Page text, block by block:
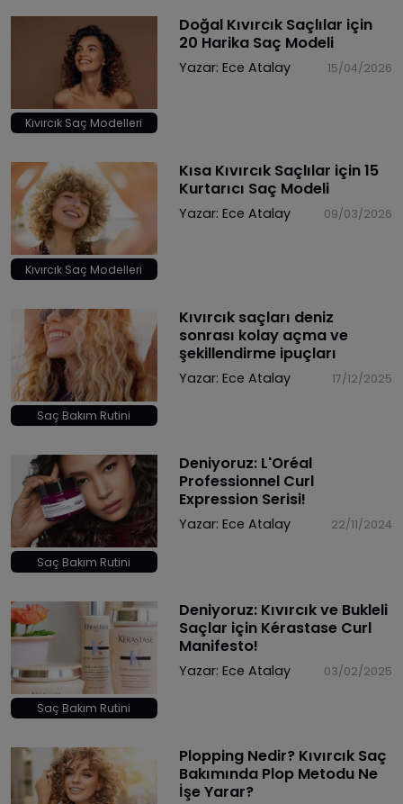
Kıvırcık Saç Modelleri
Doğal Kıvırcık Saçlılar için
20 Harika Saç Modeli
Yazar: Ece Atalay 15/04/2026
Kıvırcık Saç Modelleri
​Kısa Kıvırcık Saçlılar için 15
Kurtarıcı Saç Modeli
Yazar: Ece Atalay 09/03/2026
Saç Bakım Rutini
Kıvırcık saçları deniz
sonrası kolay açma ve
şekillendirme ipuçları
Yazar: Ece Atalay 17/12/2025
Saç Bakım Rutini
Deniyoruz: L'Oréal
Professionnel Curl
Expression Serisi!
Yazar: Ece Atalay 22/11/2024
Saç Bakım Rutini
Deniyoruz: Kıvırcık ve Bukleli
Saçlar için Kérastase Curl
Manifesto!
Yazar: Ece Atalay 03/02/2025
Plopping Nedir? Kıvırcık Saç
Bakımında Plop Metodu Ne
İşe Yarar?